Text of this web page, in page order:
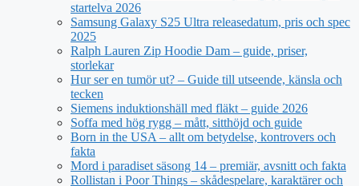
startelva 2026
Samsung Galaxy S25 Ultra releasedatum, pris och spec
2025
Ralph Lauren Zip Hoodie Dam – guide, priser,
storlekar
Hur ser en tumör ut? – Guide till utseende, känsla och
tecken
Siemens induktionshäll med fläkt – guide 2026
Soffa med hög rygg – mått, sitthöjd och guide
Born in the USA – allt om betydelse, kontrovers och
fakta
Mord i paradiset säsong 14 – premiär, avsnitt och fakta
Rollistan i Poor Things – skådespelare, karaktärer och